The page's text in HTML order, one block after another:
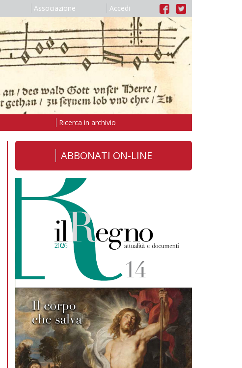
Associazione Accedi
Ricerca in archivio
ABBONATI ON-LINE